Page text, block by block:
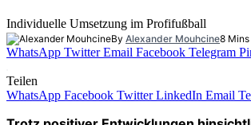
Individuelle Umsetzung im Profifußball
By Alexander Mouhcine8
WhatsApp Twitter Email Facebook Telegram
Teilen
WhatsApp Facebook Twitter LinkedIn Email